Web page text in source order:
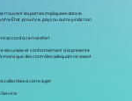
trouvent les parties impliquées dans le
État, province, pays ou autre juridiction
accord à ce transfert.
sécurisée et conformément à la présente
moins que des contrôles adéquats ne soient
collectées à votre sujet.